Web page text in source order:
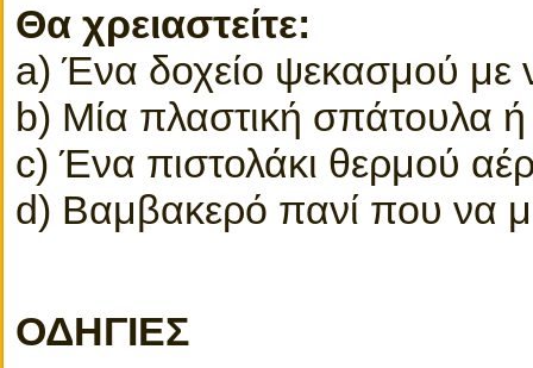
Θα χρειαστείτε:
a) Ένα δοχείο ψεκασμού με
b) Μία πλαστική σπάτουλα ή
c) Ένα πιστολάκι θερμού
d) Βαμβακερό πανί που να
ΟΔΗΓΙΕΣ